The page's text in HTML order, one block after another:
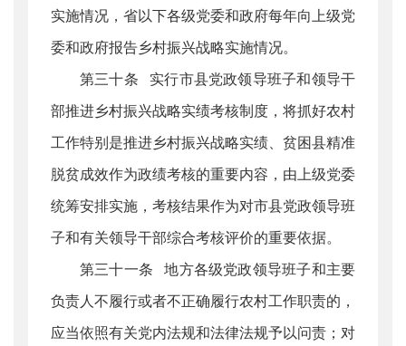
实施情况，省以下各级党委和政府每年向上级党
委和政府报告乡村振兴战略实施情况。
第三十条 实行市县党政领导班子和领导干
部推进乡村振兴战略实绩考核制度，将抓好农村
工作特别是推进乡村振兴战略实绩、贫困县精准
脱贫成效作为政绩考核的重要内容，由上级党委
统筹安排实施，考核结果作为对市县党政领导班
子和有关领导干部综合考核评价的重要依据。
第三十一条 地方各级党政领导班子和主要
负责人不履行或者不正确履行农村工作职责的，
应当依照有关党内法规和法律法规予以问责；对